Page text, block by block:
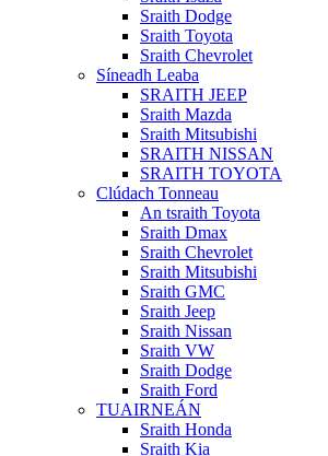
Sraith Dodge
Sraith Toyota
Sraith Chevrolet
Síneadh Leaba
SRAITH JEEP
Sraith Mazda
Sraith Mitsubishi
SRAITH NISSAN
SRAITH TOYOTA
Clúdach Tonneau
An tsraith Toyota
Sraith Dmax
Sraith Chevrolet
Sraith Mitsubishi
Sraith GMC
Sraith Jeep
Sraith Nissan
Sraith VW
Sraith Dodge
Sraith Ford
TUAIRNEÁN
Sraith Honda
Sraith Kia